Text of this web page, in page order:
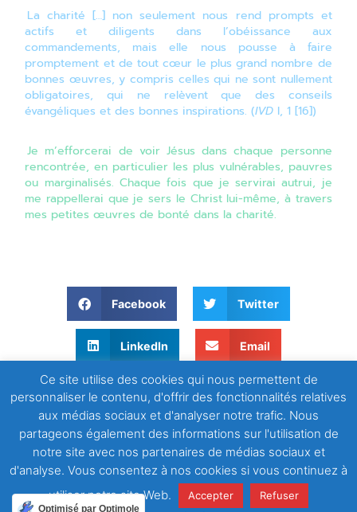
La charité […] non seulement nous rend prompts et
actifs et diligents dans l’obéissance aux
commandements, mais elle nous pousse à faire
promptement et de tout cœur le plus grand nombre de
bonnes œuvres, y compris celles qui ne sont nullement
obligatoires, qui ne relèvent que des conseils
évangéliques et des bonnes inspirations. (IVD I, 1 [16])
Je m’efforcerai de voir Jésus dans chaque personne
rencontrée, en particulier les plus vulnérables, pauvres
ou marginalisés. Chaque fois que je servirai autrui, je
me rappellerai que je sers le Christ lui-même, à travers
mes petites œuvres de bonté dans la charité.
Facebook Twitter
LinkedIn Email
WhatsApp
Ce site utilise des cookies qui nous permettent de
personnaliser le contenu, d'offrir des fonctionnalités relatives
aux médias sociaux et d'analyser notre trafic. Nous
partageons également des informations sur l'utilisation de
notre site avec nos partenaires de médias sociaux et
d'analyse. Vous consentez à nos cookies si vous continuez à
utiliser notre site Web.
Accepter Refuser
Optimisé par Optimole